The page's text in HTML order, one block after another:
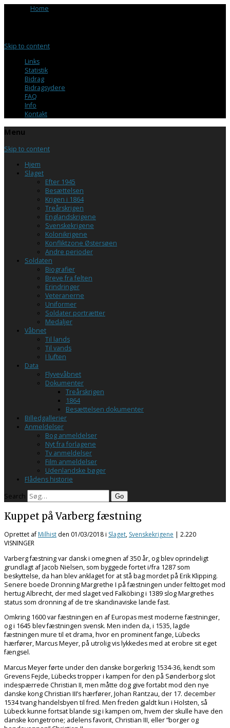
Home
Skip to content
Links
Statistik
Bidrag
Bidragsydere
FAQ
Info
Kontakt
Menu
Skip to content
Hjem
Slaget
Efter 1945
Besættelsen
Krigen i 1864
Treårskrigen
Englandskrigene
Svenskekrigene
Kolonikrigene
Konfliktzone Østersøen
Andre perioder
Soldaten
Biografier
Breve fra felten
Erindringer
Veteranerne
Uniformer
Soldater portrætter
Medaljer
Våbnet
Til lands
Til vands
I luften
Data
Flyvevåbnet
Dokumenter
Treårskrigen
1864
Besættelsen dokumenter
Billedgallerier
Anmeldelser
Bog anmeldelser
Nyt fra forlagene
Tv anmeldelser
Film anmeldelser
Udenlandske bøger
Flådens historie
Search
Kuppet på Varberg fæstning
Oprettet af Milhist den 01/03/2018i Slaget, Svenskekrigene | 2.220
VISNINGER
Varberg fæstning var dansk i omegnen af 350 år, og blev oprindeligt
grundlagt af Jacob Nielsen, som byggede fortet i/fra 1287 som
beskyttelse, da han blev anklaget for at stå bag mordet på Erik Klipping.
Senere boede Dronning Margrethe I på fæstningen under felttoget mod
hertug Albrecht, der med slaget ved Falköbing i 1389 slog Margrethes
status som dronning af de tre skandinaviske lande fast.
Omkring 1600 var fæstningen en af Europas mest moderne fæstninger,
og i 1645 blev fæstningen svensk. Men inden da, i 1535, lagde
fæstningen mure til et drama, hvor en prominent fange, Lübecks
hærfører, Marcus Meyer, på utrolig vis lykkedes med at erobre sit eget
fængsel.
Marcus Meyer førte under den danske borgerkrig 1534-36, kendt som
Grevens Fejde, Lübecks tropper i kampen for den på Sønderborg slot
indespærrede Christian II, men måtte dog give fortabt mod den nye
danske kong Christian III’s hærfører, Johan Rantzau, der 17. december
1534 tvang handelsbyen til fred. Men freden gjaldt kun i Holsten, så
Lübeck kunne fortsat blande sig i kampen om, hvem der skulle have den
danske kongetrone; adelens favorit, Christian III, eller ”borger og